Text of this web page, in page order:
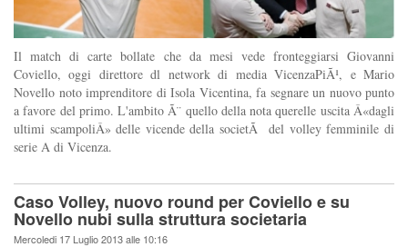
Il match di carte bollate che da mesi vede fronteggiarsi Giovanni
Coviello, oggi direttore dl network di media VicenzaPiÃ¹, e Mario
Novello noto imprenditore di Isola Vicentina, fa segnare un nuovo punto
a favore del primo. L'ambito Ã¨ quello della nota querelle uscita Â«dagli
ultimi scampoliÂ» delle vicende della societÃ del volley femminile di
serie A di Vicenza.
Caso Volley, nuovo round per Coviello e su
Novello nubi sulla struttura societaria
Mercoledi 17 Luglio 2013 alle 10:16